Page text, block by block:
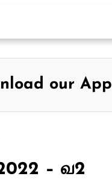
our App
– வ2